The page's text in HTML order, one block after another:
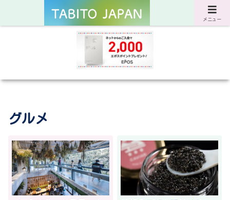
サスティナブルな旅と暮らしのWebマガジン
グルメ
メニュー